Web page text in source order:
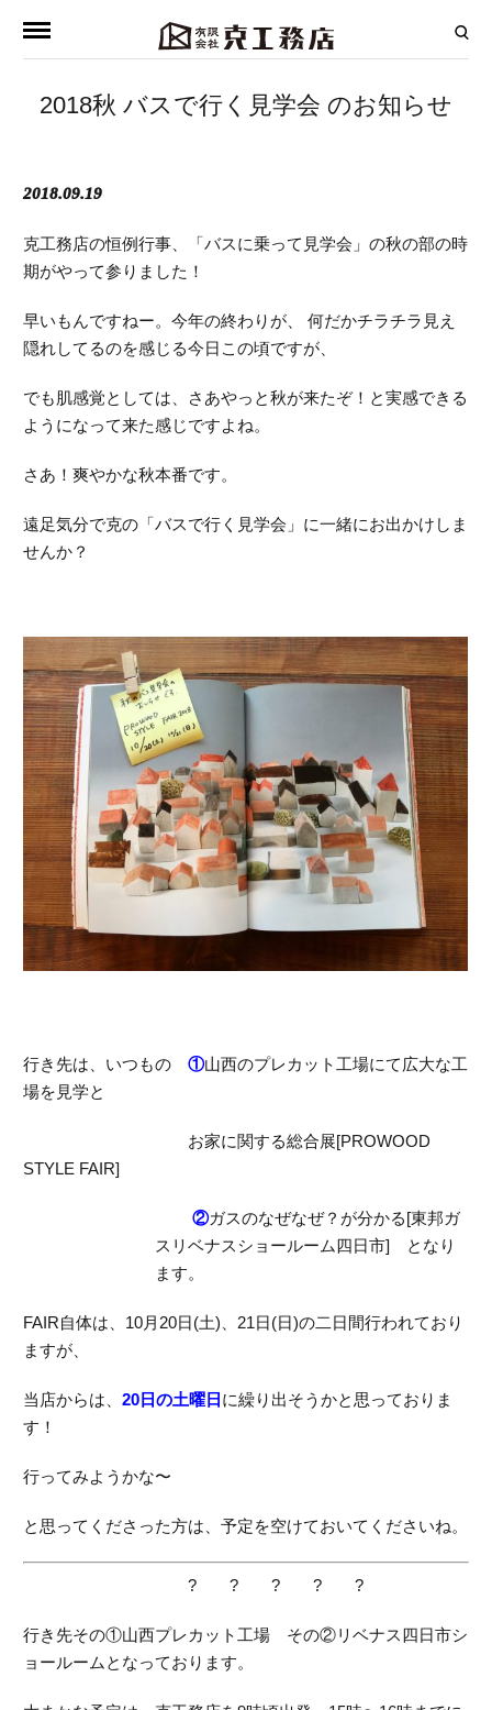
2018秋 バスで行く見学会 のお知らせ
2018.09.19
克工務店の恒例行事、「バスに乗って見学会」の秋の部の時
期がやって参りました！
早いもんですねー。今年の終わりが、 何だかチラチラ見え
隠れしてるのを感じる今日この頃ですが、
でも肌感覚としては、さあやっと秋が来たぞ！と実感できる
ようになって来た感じですよね。
さあ！爽やかな秋本番です。
遠足気分で克の「バスで行く見学会」に一緒にお出かけしま
せんか？
行き先は、いつもの①山西のプレカット工場にて広大な工
場を見学と
お家に関する総合展[PROWOOD
STYLE FAIR]
②ガスのなぜなぜ？が分かる[東邦ガ
スリベナスショールーム四日市] となり
ます。
FAIR自体は、10月20日(土)、21日(日)の二日間行われており
ますが、
当店からは、20日の土曜日 に繰り出そうかと思っておりま
す！
行ってみようかな〜
と思ってくださった方は、予定を空けておいてくださいね。
? ? ? ? ?
行き先その①山西プレカット工場 その②リベナス四日市シ
ョールームとなっております。